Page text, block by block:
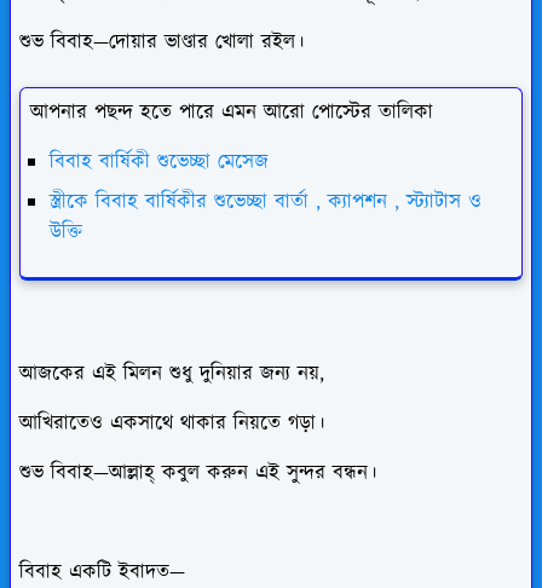
শুভ বিবাহ—দোয়ার ভাণ্ডার খোলা রইল।
আপনার পছন্দ হতে পারে এমন আরো পোস্টের তালিকা
বিবাহ বার্ষিকী শুভেচ্ছা মেসেজ
স্ত্রীকে বিবাহ বার্ষিকীর শুভেচ্ছা বার্তা , ক্যাপশন , স্ট্যাটাস ও
উক্তি
আজকের এই মিলন শুধু দুনিয়ার জন্য নয়,
আখিরাতেও একসাথে থাকার নিয়তে গড়া।
শুভ বিবাহ—আল্লাহ্ কবুল করুন এই সুন্দর বন্ধন।
বিবাহ একটি ইবাদত—